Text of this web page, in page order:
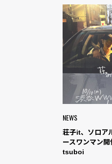
NEWS
荘子it、ソロア
ースワンマン
tsuboi